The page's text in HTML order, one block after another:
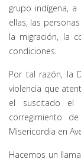
grupo indígena,
ellas, las
la migración, la
condiciones.
Por tal razón, la
violencia que
el suscitado
corregimiento
Misericordia en
Hacemos un